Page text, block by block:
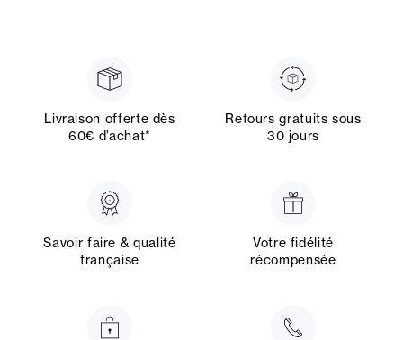
Livraison offerte dès
60€ d’achat*
Retours gratuits sous
30 jours
Savoir faire & qualité
française
Votre fidélité
récompensée